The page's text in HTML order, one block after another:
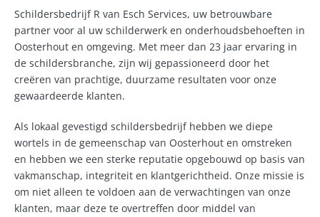
Schildersbedrijf R van Esch Services, uw betrouwbare
partner voor al uw schilderwerk en onderhoudsbehoeften in
Oosterhout en omgeving. Met meer dan 23 jaar ervaring in
de schildersbranche, zijn wij gepassioneerd door het
creëren van prachtige, duurzame resultaten voor onze
gewaardeerde klanten.
Als lokaal gevestigd schildersbedrijf hebben we diepe
wortels in de gemeenschap van Oosterhout en omstreken
en hebben we een sterke reputatie opgebouwd op basis van
vakmanschap, integriteit en klantgerichtheid. Onze missie is
om niet alleen te voldoen aan de verwachtingen van onze
klanten, maar deze te overtreffen door middel van